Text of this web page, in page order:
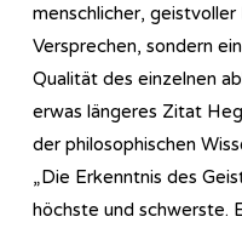
menschlicher,
Versprechen, sondern
Qualität des einzelnen
erwas längeres Zitat
der philosophischen
„Die Erkenntnis des
höchste und schwerste.